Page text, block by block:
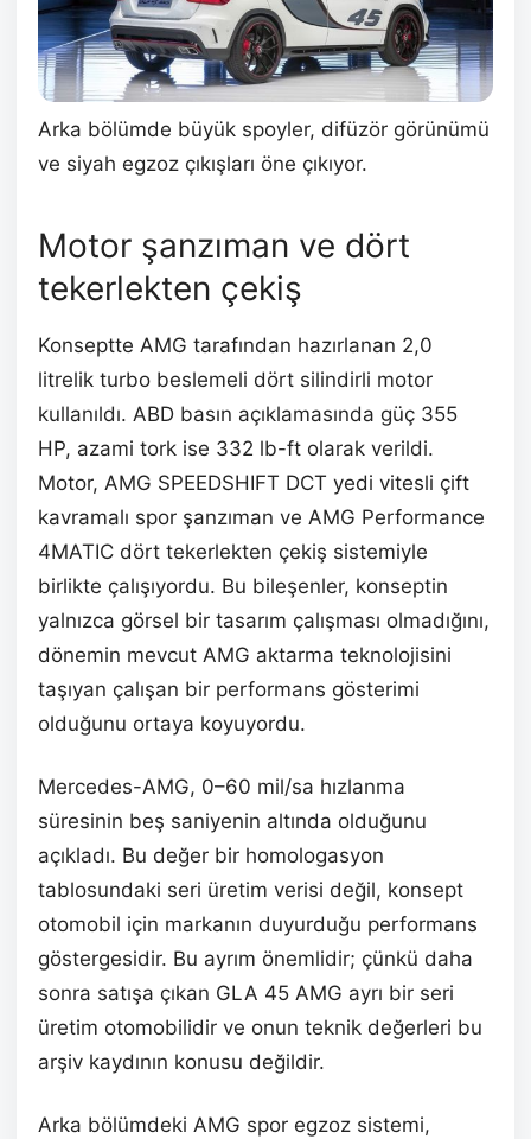
Arka bölümde büyük spoyler, difüzör görünümü
ve siyah egzoz çıkışları öne çıkıyor.
Motor şanzıman ve dört
tekerlekten çekiş
Konseptte AMG tarafından hazırlanan 2,0
litrelik turbo beslemeli dört silindirli motor
kullanıldı. ABD basın açıklamasında güç 355
HP, azami tork ise 332 lb-ft olarak verildi.
Motor, AMG SPEEDSHIFT DCT yedi vitesli çift
kavramalı spor şanzıman ve AMG Performance
4MATIC dört tekerlekten çekiş sistemiyle
birlikte çalışıyordu. Bu bileşenler, konseptin
yalnızca görsel bir tasarım çalışması olmadığını,
dönemin mevcut AMG aktarma teknolojisini
taşıyan çalışan bir performans gösterimi
olduğunu ortaya koyuyordu.
Mercedes-AMG, 0–60 mil/sa hızlanma
süresinin beş saniyenin altında olduğunu
açıkladı. Bu değer bir homologasyon
tablosundaki seri üretim verisi değil, konsept
otomobil için markanın duyurduğu performans
göstergesidir. Bu ayrım önemlidir; çünkü daha
sonra satışa çıkan GLA 45 AMG ayrı bir seri
üretim otomobilidir ve onun teknik değerleri bu
arşiv kaydının konusu değildir.
Arka bölümdeki AMG spor egzoz sistemi,